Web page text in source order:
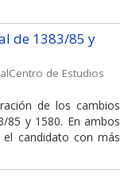
de 1383/85 y
de Estudios
de los cambios
85 y 1580. En ambos
candidato con más